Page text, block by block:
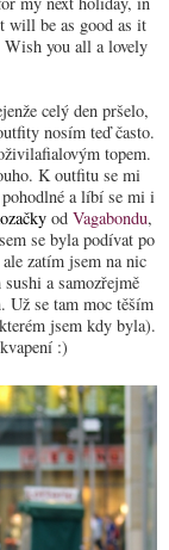
will be as good as it
you all a lovely
celý den pršelo,
nosím teď často.
topem.
K outfitu se mi
a líbí se mi i
od Vagabondu,
se byla podívat po
zatím jsem na nic
a samozřejmě
Už se tam moc těším
jsem kdy byla).
:)